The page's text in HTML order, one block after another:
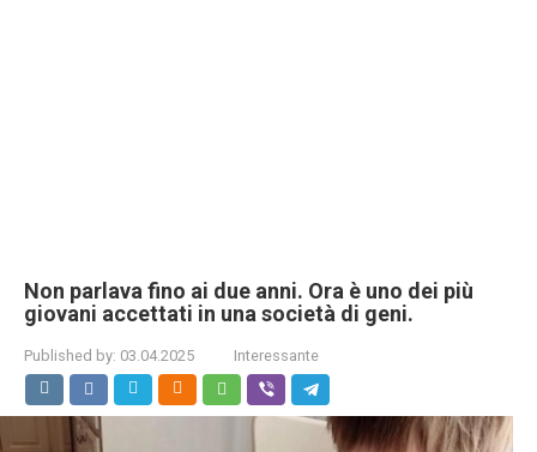
Non parlava fino ai due anni. Ora è uno dei più
giovani accettati in una società di geni.
Published by: 03.04.2025 Interessante